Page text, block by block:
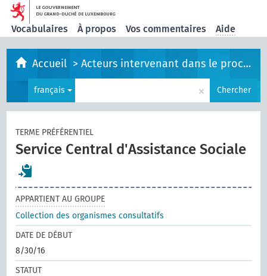
Vocabulaires À propos Vos commentaires Aide
Accueil >Acteurs intervenant dans le processus législatif
français × Chercher
TERME PRÉFÉRENTIEL
Service Central d'Assistance Sociale
APPARTIENT AU GROUPE
Collection des organismes consultatifs
DATE DE DÉBUT
8/30/16
STATUT